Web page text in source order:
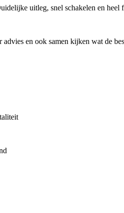
uitleg, snel schakelen en
en ook samen kijken wat de